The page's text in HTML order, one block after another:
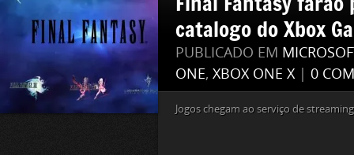
catalogo do Xbox
PUBLICADO EM
ONE, XBOX ONE X 0
Jogos chegam ao serviço de